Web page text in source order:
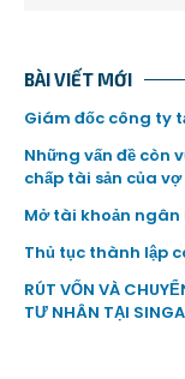
BÀI VIẾT MỚI
Giám đốc công ty
Những vấn đề còn
chấp tài sản của
Mở tài khoản
Thủ tục thành lập
RÚT VỐN VÀ
TƯ NHÂN TẠI